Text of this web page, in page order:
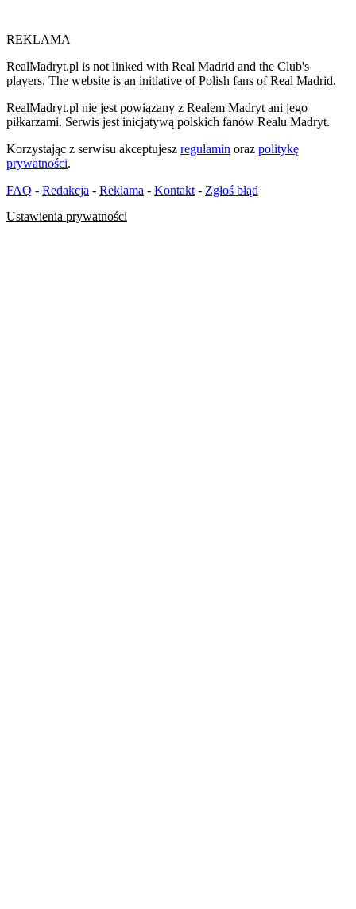
REKLAMA
RealMadryt.pl is not linked with Real Madrid and the Club's
players. The website is an initiative of Polish fans of Real Madrid.
RealMadryt.pl nie jest powiązany z Realem Madryt ani jego
piłkarzami. Serwis jest inicjatywą polskich fanów Realu Madryt.
Korzystając z serwisu akceptujesz regulamin oraz politykę
prywatności.
FAQ - Redakcja - Reklama - Kontakt - Zgłoś błąd
Ustawienia prywatności